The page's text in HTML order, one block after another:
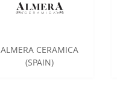
ALMERA CERAMICA
(SPAIN)